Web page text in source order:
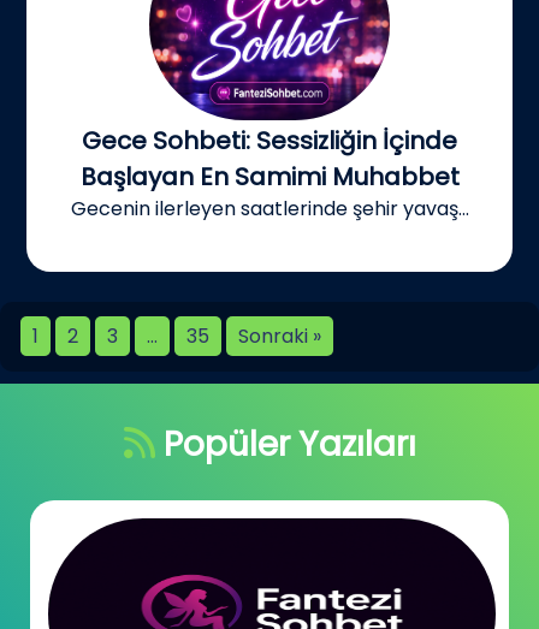
Gece Sohbeti: Sessizliğin İçinde
Başlayan En Samimi Muhabbet
Gecenin ilerleyen saatlerinde şehir yavaş...
1 2 3 … 35 Sonraki »
Popüler Yazıları